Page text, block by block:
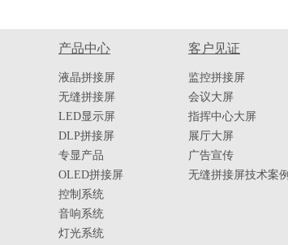
产品中心
液晶拼接屏
无缝拼接屏
LED显示屏
DLP拼接屏
专显产品
OLED拼接屏
控制系统
音响系统
灯光系统
客户见证
监控拼接屏
会议大屏
指挥中心大屏
展厅大屏
广告宣传
无缝拼接屏技术案例